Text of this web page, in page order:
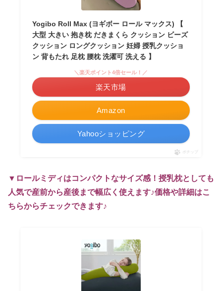
Yogibo Roll Max (ヨギボー ロール マックス) 【
大型 大きい 抱き枕 だきまくら クッション ビーズ
クッション ロングクッション 妊婦 授乳クッショ
ン 背もたれ 足枕 腰枕 洗濯可 洗える 】
Amazon
＼楽天ポイント4倍セール！／
楽天市場
Yahooショッピング
ポチップ
▼ロールミディはコンパクトなサイズ感！授乳枕としても
人気で産前から産後まで幅広く使えます♪価格や詳細はこ
ちらからチェックできます♪